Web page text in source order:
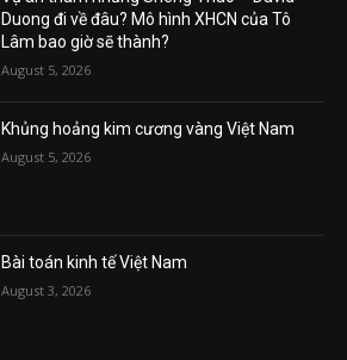
Duong đi về đâu? Mô hình XHCN của Tô
Lâm bao giờ sẽ thành?
August 5, 2026
Khủng hoảng kim cương vàng Việt Nam
August 5, 2026
Bài toán kinh tế Việt Nam
August 3, 2026